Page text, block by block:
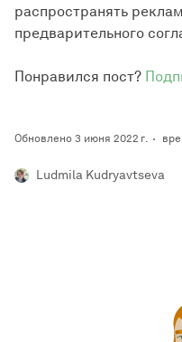
распространять
предварительного
Понравился пост?
Обновлено 3 июня 2022 г.
Ludmila Kudryavtseva